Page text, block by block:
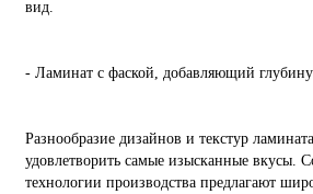
вид.
- Ламинат с фаской, добавляющий
Разнообразие дизайнов и текстур
удовлетворить самые изысканные вкусы.
технологии производства предлагают